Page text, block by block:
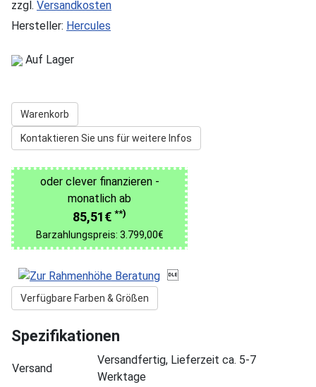
zzgl. Versandkosten
Hersteller: Hercules
Auf Lager
Warenkorb
Kontaktieren Sie uns für weitere Infos
oder clever finanzieren -
monatlich ab
85,51€ **)
Barzahlungspreis: 3.799,00€

Verfügbare Farben & Größen
Spezifikationen
Versand
Versandfertig, Lieferzeit ca. 5-7
Werktage